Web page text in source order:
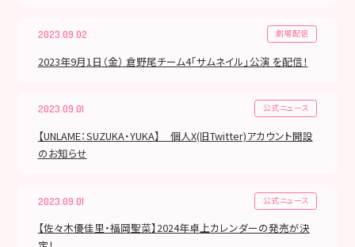
2023.09.02 劇場配信
2023年9月1日（金） 倉野尾チーム4「サムネイル」公演 を配信！
2023.09.01 公式ニュース
【UNLAME：SUZUKA・YUKA】 個人X(旧Twitter)アカウント開設
のお知らせ
2023.09.01 公式ニュース
【佐々木優佳里・福岡聖菜】2024年卓上カレンダーの発売が決